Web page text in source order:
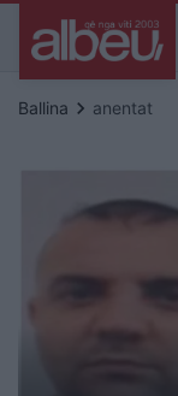
Ballina keyboard_arrow_right anentat